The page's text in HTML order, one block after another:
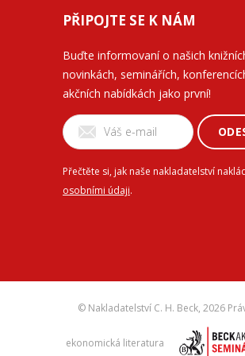
PŘIPOJTE SE K NÁM
Buďte informovaní o našich
novinkách, seminářích,
akčních nabídkách jako první!
Přečtěte si, jak naše nakladatelství
osobními údaji.
© Nakladatelství C. H. Beck, 2026
ekonomická literatura